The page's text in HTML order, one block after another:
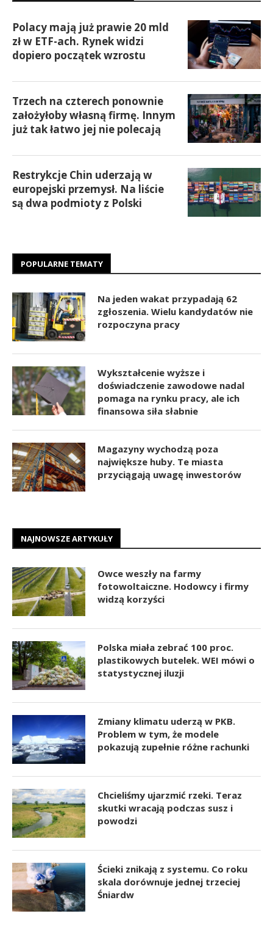
Polacy mają już prawie 20 mld
zł w ETF-ach. Rynek widzi
dopiero początek wzrostu
Trzech na czterech ponownie
założyłoby własną firmę. Innym
już tak łatwo jej nie polecają
Restrykcje Chin uderzają w
europejski przemysł. Na liście
są dwa podmioty z Polski
POPULARNE TEMATY
Na jeden wakat przypadają 62
zgłoszenia. Wielu kandydatów nie
rozpoczyna pracy
Wykształcenie wyższe i
doświadczenie zawodowe nadal
pomaga na rynku pracy, ale ich
finansowa siła słabnie
Magazyny wychodzą poza
największe huby. Te miasta
przyciągają uwagę inwestorów
NAJNOWSZE ARTYKUŁY
Owce weszły na farmy
fotowoltaiczne. Hodowcy i firmy
widzą korzyści
Polska miała zebrać 100 proc.
plastikowych butelek. WEI mówi o
statystycznej iluzji
Zmiany klimatu uderzą w PKB.
Problem w tym, że modele
pokazują zupełnie różne rachunki
Chcieliśmy ujarzmić rzeki. Teraz
skutki wracają podczas susz i
powodzi
Ścieki znikają z systemu. Co roku
skala dorównuje jednej trzeciej
Śniardw